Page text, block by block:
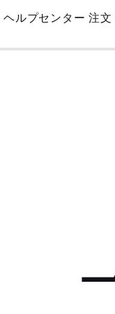
Skip
Main
ヘルプセンター 注文